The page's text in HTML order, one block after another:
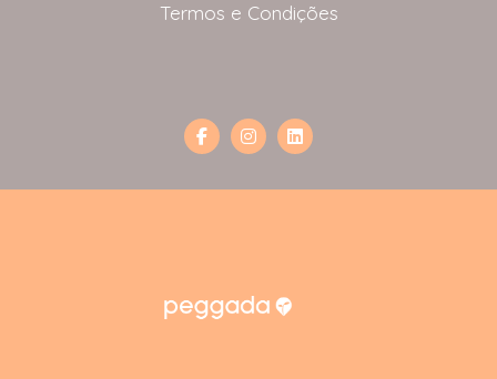
Termos e Condições